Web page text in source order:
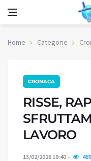
Home Categorie
CRONACA
RISSE,
LAVORO
13/02/2026 19:40 489